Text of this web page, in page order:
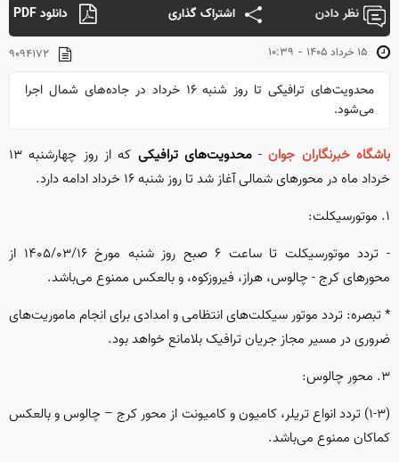
نظر دادن اشتراک گذاری دانلود PDF
۱۰:۳۹ - ۱۵ خرداد ۱۴۰۵ ۹۰۹۴۱۷۲
محدویت‌های ترافیکی تا روز شنبه ۱۶ خرداد در جاده‌های شمال اجرا
می‌شود.
باشگاه خبرنگاران جوان-محدویت‌های ترافیکی
که از روز چهارشنبه ۱۳
خرداد ماه در محور‌های شمالی آغاز شد تا روز شنبه ۱۶ خرداد ادامه دارد.
۱. موتورسیکلت:
- تردد موتورسیکلت تا ساعت ۶ صبح روز شنبه مورخ ۱۴۰۵/۰۳/۱۶ از
محور‌های کرج - چالوس، هراز، فیروزکوه، و بالعکس ممنوع می‌باشد.
* تبصره: تردد موتور سیکلت‌های انتظامی و امدادی برای انجام ماموریت‌های
ضروری در مسیر مجاز جریان ترافیک بلامانع خواهد بود.
۳. محور چالوس:
(۱-۳) تردد انواع تریلر، کامیون و کامیونت از محور کرج – چالوس و بالعکس
کماکان ممنوع می‌باشد.